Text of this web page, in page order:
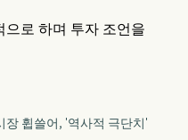
로 하며 투자 조언을
장 휩쓸어, '역사적 극단치'